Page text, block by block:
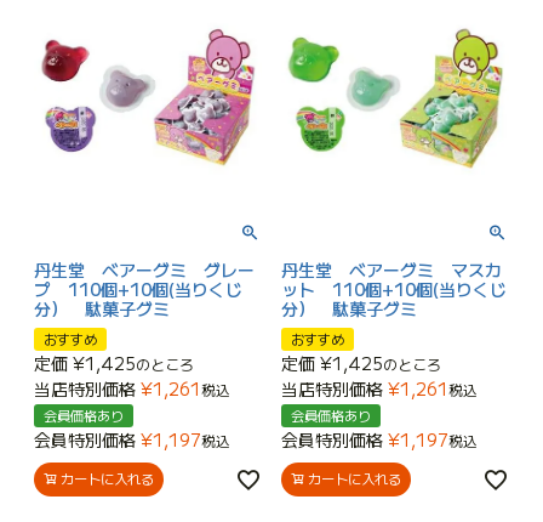
丹生堂 ベアーグミ グレー
プ 110個+10個(当りくじ
分） 駄菓子グミ
おすすめ
定価 ¥1,425のところ
当店特別価格 ¥1,261税込
会員価格あり
会員特別価格 ¥1,197税込
カートに入れる
丹生堂 ベアーグミ マスカ
ット 110個+10個(当りくじ
分） 駄菓子グミ
おすすめ
定価 ¥1,425のところ
当店特別価格 ¥1,261税込
会員価格あり
会員特別価格 ¥1,197税込
カートに入れる